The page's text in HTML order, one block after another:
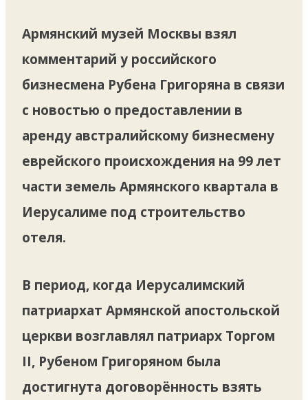
Армянский музей Москвы взял
комментарий у российского
бизнесмена Рубена Григоряна в связи
с новостью о предоставлении в
аренду австралийскому бизнесмену
еврейского происхождения на 99 лет
части земель Армянского квартала в
Иерусалиме под строительство
отеля.
В период, когда Иерусалимский
патриархат Армянской апостольской
церкви возглавлял патриарх Торгом
II, Рубеном Григоряном была
достигнута договорённость взять